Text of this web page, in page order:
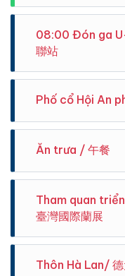
08:00 Đón ga
聯站
Hướng dẫn viên
Phố cổ Hội An
Phố cổ Hội An
Ăn trưa / 午餐
Tham quan
臺灣國際蘭展
Thôn Hà Lan/